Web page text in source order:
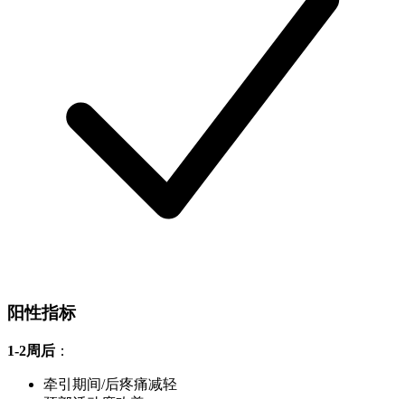
阳性指标
1-2周后 ：
牵引期间/后疼痛减轻